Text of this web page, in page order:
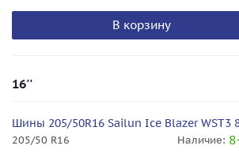
В корзину
16''
Шины 205/50R16 Sailun Ice Blazer WST3
205/50 R16 Наличие: